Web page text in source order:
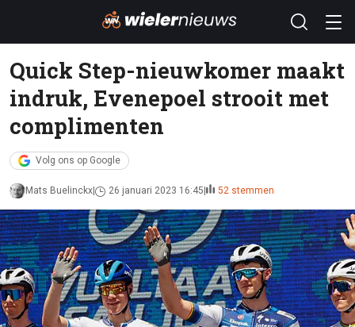
Quick Step-nieuwkomer maakt
indruk, Evenepoel strooit met
complimenten
Volg ons op Google
Mats Buelinckx 26 januari 2023 16:45 52 stemmen